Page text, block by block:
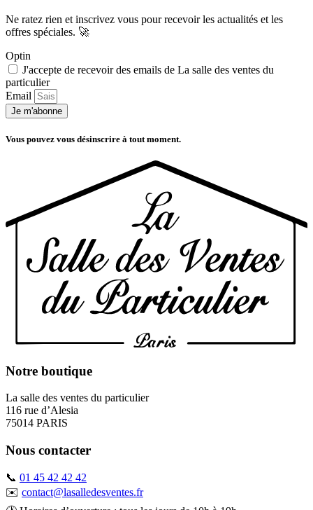
Ne ratez rien et inscrivez vous pour recevoir les actualités et les
offres spéciales. 🚀​
Optin
J'accepte de recevoir des emails de La salle des ventes du
particulier
Email
Je m'abonne
Vous pouvez vous désinscrire à tout moment.
Notre boutique
La salle des ventes du particulier
116 rue d’Alesia
75014 PARIS
Nous contacter
📞 01 45 42 42 42
✉️ contact@lasalledesventes.fr